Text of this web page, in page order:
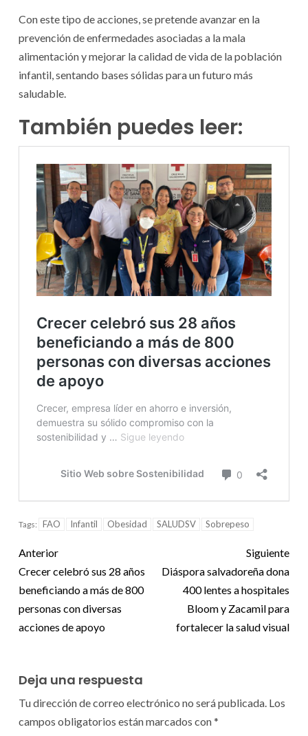
Con este tipo de acciones, se pretende avanzar en la
prevención de enfermedades asociadas a la mala
alimentación y mejorar la calidad de vida de la población
infantil, sentando bases sólidas para un futuro más
saludable.
También puedes leer:
Tags: FAO Infantil Obesidad SALUDSV Sobrepeso
Anterior
Crecer celebró sus 28 años
beneficiando a más de 800
personas con diversas
acciones de apoyo
Siguiente
Diáspora salvadoreña dona
400 lentes a hospitales
Bloom y Zacamil para
fortalecer la salud visual
Deja una respuesta
Tu dirección de correo electrónico no será publicada. Los
campos obligatorios están marcados con*